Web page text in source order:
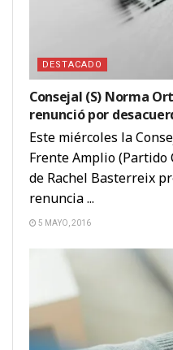
DESTACADO
Consejal (S) Norma
renunció por
Este miércoles la
Frente Amplio
de Rachel Basterreix
renuncia ...
5 MAYO, 2016